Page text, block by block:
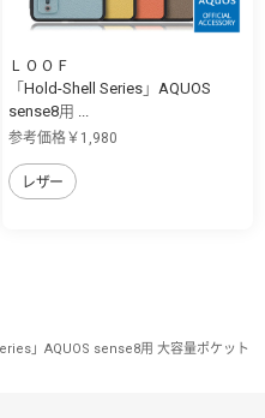
ＬＯＯＦ
「Hold-Shell Series」AQUOS
sense8用 ...
参考価格￥1,980
レザー
」AQUOS sense8用 大容量ポケット